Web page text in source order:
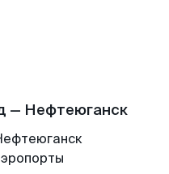
— Нефтеюганск